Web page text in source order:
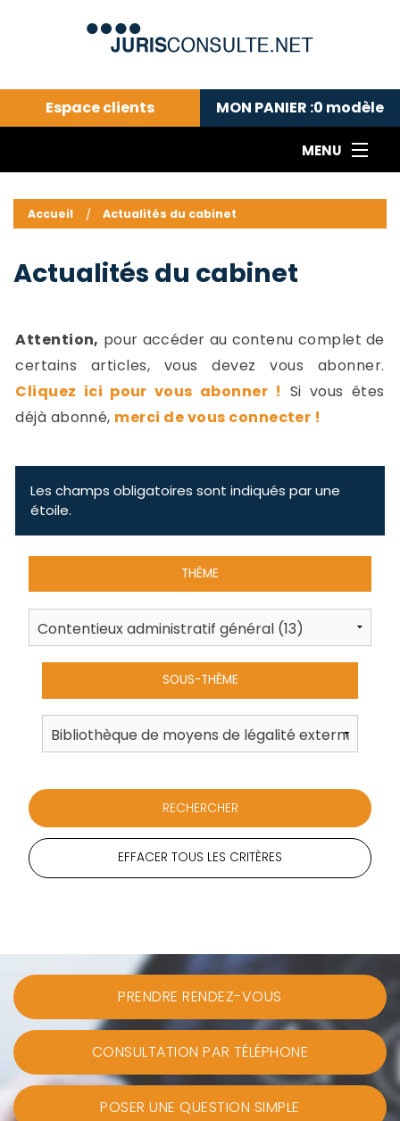
Espace clients MON PANIER :0 modèle
MENU
---Actualités du droit public---
Droit pénal---
Droit privé ---
Abonnement aux actualités
Accueil Actualités du cabinet
Actualités du cabinet
Attention, pour accéder au contenu complet de
certains articles, vous devez vous abonner.
Cliquez ici pour vous abonner ! Si vous êtes
déjà abonné, merci de vous connecter !
Les champs obligatoires sont indiqués par une
étoile.
THÈME
SOUS-THÈME
EFFACER TOUS LES CRITÈRES
PRENDRE RENDEZ-VOUS
CONSULTATION PAR TÉLÉPHONE
POSER UNE QUESTION SIMPLE